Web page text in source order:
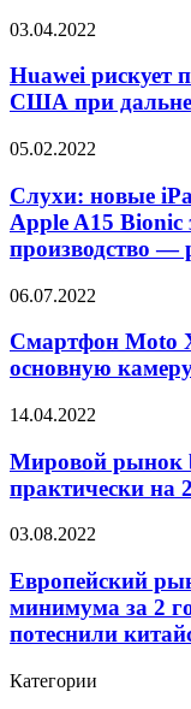
Huawei
попасть
под
тотальные
США
дальнейшем
сотрудничестве
с
Россией
03.04.2022
Huawei рискует
США при
Слухи:
iPad
Air
и
iPhone
с
Apple
A15
запущены
массовое
производство —
релиз
весной
05.02.2022
Слухи: новые
Apple A15 Bionic
производство —
Смартфон
X30
скорее
получит
камеру
на
Мп
Samsung
06.07.2022
Смартфон Moto
основную
Мировой
baseband-
процессоров
вырос
на
%
в
2021
14.04.2022
Мировой рынок
практически на
Европейский
смартфонов
упал
до
минимума
2
03.08.2022
Европейский
минимума за 2
потеснили
Категории